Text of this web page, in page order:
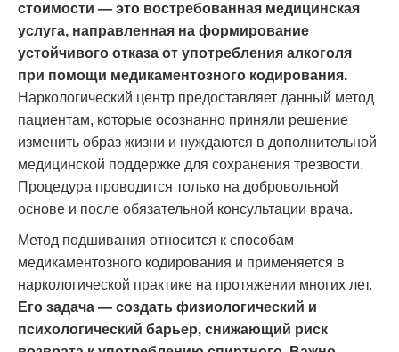
стоимости — это востребованная медицинская
услуга, направленная на формирование
устойчивого отказа от употребления алкоголя
при помощи медикаментозного кодирования.
Наркологический центр предоставляет данный метод
пациентам, которые осознанно приняли решение
изменить образ жизни и нуждаются в дополнительной
медицинской поддержке для сохранения трезвости.
Процедура проводится только на добровольной
основе и после обязательной консультации врача.
Метод подшивания относится к способам
медикаментозного кодирования и применяется в
наркологической практике на протяжении многих лет.
Его задача — создать физиологический и
психологический барьер, снижающий риск